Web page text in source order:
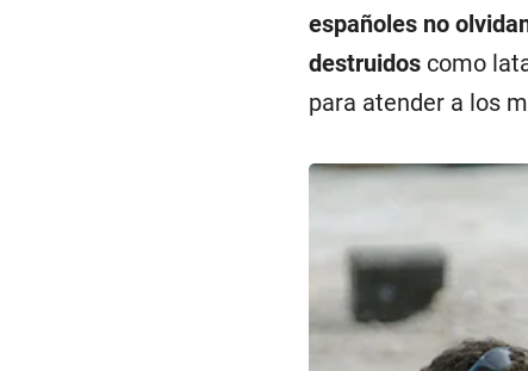
españoles no
destruidos como
para atender a los